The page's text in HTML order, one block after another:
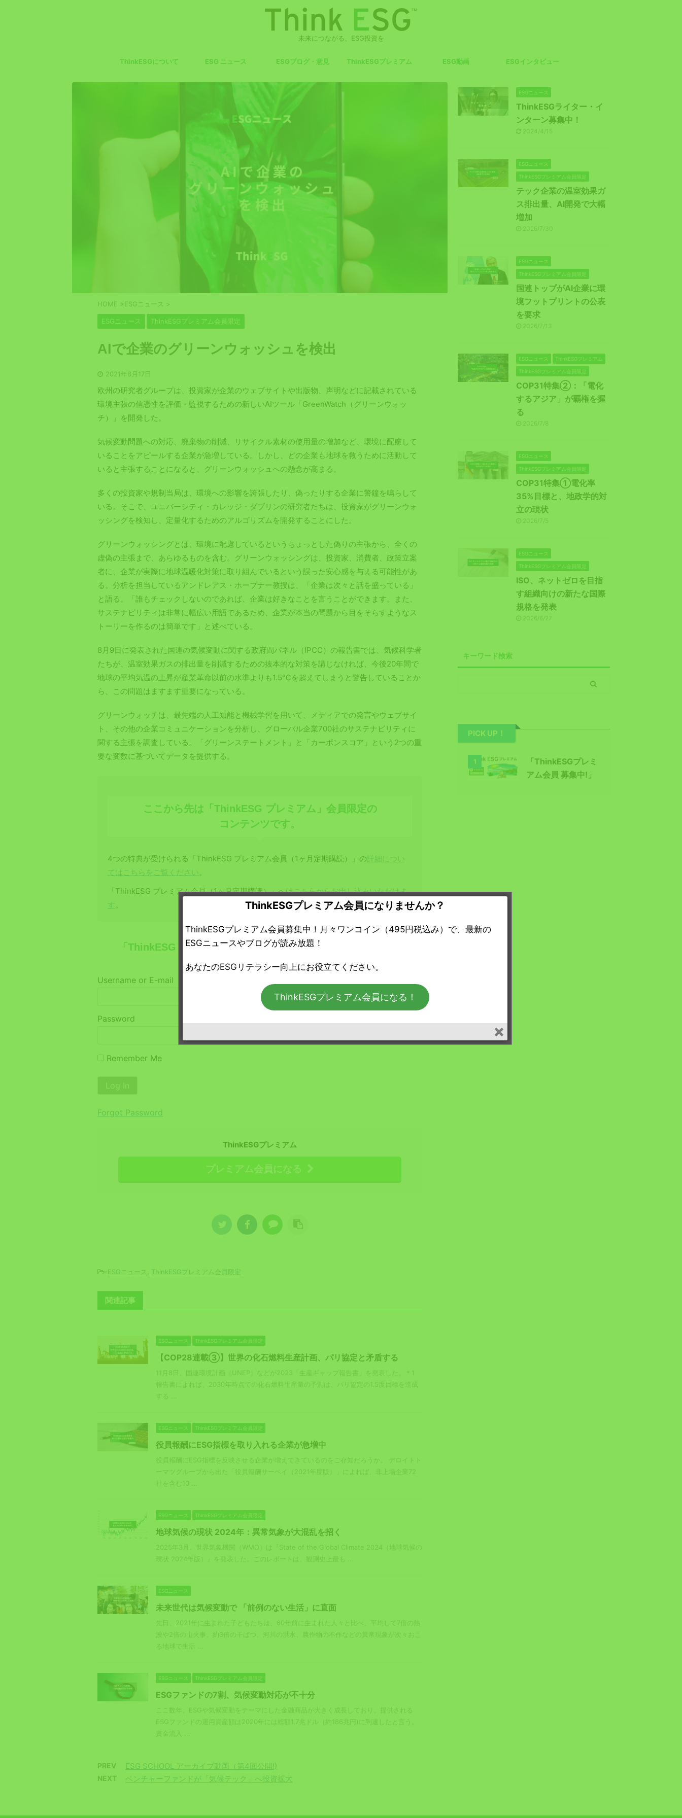
未来につながる、ESG投資を
ThinkESGについて ESG ニュース ESGブログ・意見 ThinkESGプレミアム ESG動画 ESGインタビュー
HOME >ESGニュース >
ESGニュース ThinkESGプレミアム会員限定
AIで企業のグリーンウォッシュを検出
2021年8月17日
欧州の研究者グループは、投資家が企業のウェブサイトや出版物、声明などに記載されている
環境主張の信憑性を評価・監視するための新しいAIツール「GreenWatch（グリーンウォッ
チ）」を開発した。
気候変動問題への対応、廃棄物の削減、リサイクル素材の使用量の増加など、環境に配慮して
いることをアピールする企業が急増している。しかし、どの企業も地球を救うために活動して
いると主張することになると、グリーンウォッシュへの懸念が高まる。
多くの投資家や規制当局は、環境への影響を誇張したり、偽ったりする企業に警鐘を鳴らして
いる。そこで、ユニバーシティ・カレッジ・ダブリンの研究者たちは、投資家がグリーンウォ
ッシングを検知し、定量化するためのアルゴリズムを開発することにした。
グリーンウォッシングとは、環境に配慮しているというちょっとした偽りの主張から、全くの
虚偽の主張まで、あらゆるものを含む。グリーンウォッシングは、投資家、消費者、政策立案
者に、企業が実際に地球温暖化対策に取り組んでいるという誤った安心感を与える可能性があ
る。分析を担当しているアンドレアス・ホープナー教授は、「企業は次々と話を盛っている」
と語る。「誰もチェックしないのであれば、企業は好きなことを言うことができます。また、
サステナビリティは非常に幅広い用語であるため、企業が本当の問題から目をそらすようなス
トーリーを作るのは簡単です」と述べている。
8月9日に発表された国連の気候変動に関する政府間パネル（IPCC）の報告書では、気候科学者
たちが、温室効果ガスの排出量を削減するための抜本的な対策を講じなければ、今後20年間で
地球の平均気温の上昇が産業革命以前の水準よりも1.5℃を超えてしまうと警告していることか
ら、この問題はますます重要になっている。
グリーンウォッチは、最先端の人工知能と機械学習を用いて、メディアでの発言やウェブサイ
ト、その他の企業コミュニケーションを分析し、グローバル企業700社のサステナビリティに
関する主張を調査している。「グリーンステートメント」と「カーボンスコア」という2つの重
要な変数に基づいてデータを提供する。
ここから先は「ThinkESG プレミアム」会員限定の
コンテンツです。
4つの特典が受けられる「ThinkESG プレミアム会員（1ヶ月定期購読）」の詳細につい
てはこちらをご覧ください
「ThinkESG プレミアム会員（1ヶ月定期購読）」へはこちらからお申し込みいただけま
す
「ThinkESG プレミアム」会員の方はログインしてください。
Username or E-mail
Password
Remember Me
Forgot Password
ThinkESGプレミアム
プレミアム会員になる
-ESGニュース ThinkESGプレミアム会員限定
関連記事
ESGニュース ThinkESGプレミアム会員限定
【COP28連載③】世界の化石燃料生産計画、パリ協定と矛盾する
11月8日、国連環境計画（UNEP）などが2023「生産ギャップ報告書」を発表した。＊1
報告書によれば、2030年時点での化石燃料生産量の予測は、パリ協定の1.5度目標を達成
する ...
ESGニュース ThinkESGプレミアム会員限定
役員報酬にESG指標を取り入れる企業が急増中
役員報酬にESG指標を反映させる企業が増えてきているのをご存知だろうか。 デロイトト
ーマツグループから出た「役員報酬サーベイ（2021年度版）」によれば、非上場企業72
社を含む10 ...
ESGニュース ThinkESGプレミアム会員限定
地球気候の現状 2024年：異常気象が大混乱を招く
2025年3月、世界気象機関（WMO）は『State of the Global Climate 2024（地球気候の
現状 2024年版）』を発表した。このレポートは、観測史上最も ...
ESGニュース
未来世代は気候変動で 「前例のない生活」に直面
先日、2021年に生まれた子どもたちは、60年前に生まれた人々と比べ、平均して7倍の熱
波や2倍の山火事、約3倍の干ばつ、河川の洪水、農作物の不作などの異常現象が次々おこ
る地球で生活 ...
ESGニュース ThinkESGプレミアム会員限定
ESGファンドの7割、気候変動対応が不十分
ここ数年、ESGや気候変動をテーマにした金融商品が大きく成長しており、提供される
ESGファンドの運用資産額は2020年には総額1.7兆ドル（約186兆円)に到達したと言う。
PREV ESG SCHOOL アーカイブ動画（第4回公開!)
NEXT ベンチャーファンドが「気候テック」へ投資拡大
ESGニュース
ThinkESGライター・イ
ンターン募集中！
ESGニュース
ThinkESGプレミアム会員限定
テック企業の温室効果ガ
ス排出量、AI開発で大幅
増加
2026/7/30
ESGニュース
ThinkESGプレミアム会員限定
国連トップがAI企業に環
境フットプリントの公表
を要求
2026/7/13
ESGニュース ThinkESGプレミアム
ThinkESGプレミアム会員限定
COP31特集②：「電化
するアジア」が覇権を握
る
2026/7/8
ESGニュース
ThinkESGプレミアム会員限定
COP31特集①電化率
35%目標と、地政学的対
立の現状
2026/7/5
ESGニュース
ThinkESGプレミアム会員限定
ISO、ネットゼロを目指
す組織向けの新たな国際
規格を発表
2026/6/27
キーワード検索
PICK UP！
1
「ThinkESGプレミ
アム会員 募集中!」
ThinkESGプレミアム会員になりませんか？
ThinkESGプレミアム会員募集中！月々ワンコイン（495円税込み）で、最新の
ESGニュースやブログが読み放題！
あなたのESGリテラシー向上にお役立てください。
ThinkESGプレミアム会員になる！